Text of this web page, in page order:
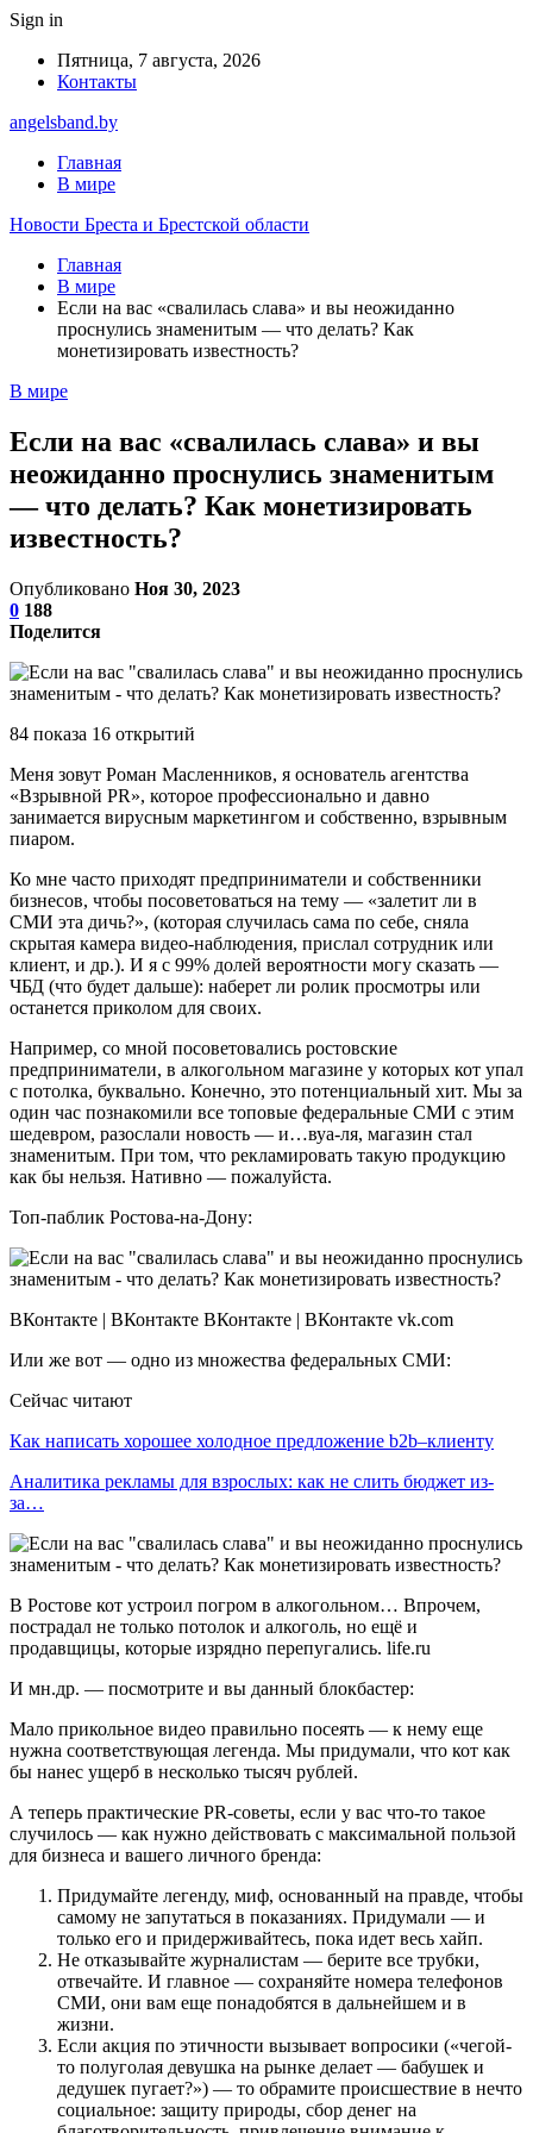
Sign in
Пятница, 7 августа, 2026
Контакты
angelsband.by
Главная
В мире
Новости Бреста и Брестской области
Главная
В мире
Если на вас «свалилась слава» и вы неожиданно
проснулись знаменитым — что делать? Как
монетизировать известность?
В мире
Если на вас «свалилась слава» и вы
неожиданно проснулись знаменитым
— что делать? Как монетизировать
известность?
Опубликовано Ноя 30, 2023
0 188
Поделится
84 показа 16 открытий
Меня зовут Роман Масленников, я основатель агентства
«Взрывной PR», которое профессионально и давно
занимается вирусным маркетингом и собственно, взрывным
пиаром.
Ко мне часто приходят предприниматели и собственники
бизнесов, чтобы посоветоваться на тему — «залетит ли в
СМИ эта дичь?», (которая случилась сама по себе, сняла
скрытая камера видео-наблюдения, прислал сотрудник или
клиент, и др.). И я с 99% долей вероятности могу сказать —
ЧБД (что будет дальше): наберет ли ролик просмотры или
останется приколом для своих.
Например, со мной посоветовались ростовские
предприниматели, в алкогольном магазине у которых кот упал
с потолка, буквально. Конечно, это потенциальный хит. Мы за
один час познакомили все топовые федеральные СМИ с этим
шедевром, разослали новость — и…вуа-ля, магазин стал
знаменитым. При том, что рекламировать такую продукцию
как бы нельзя. Нативно — пожалуйста.
Топ-паблик Ростова-на-Дону:
ВКонтакте | ВКонтакте ВКонтакте | ВКонтакте vk.com
Или же вот — одно из множества федеральных СМИ:
Сейчас читают
Как написать хорошее холодное предложение b2b–клиенту
Аналитика рекламы для взрослых: как не слить бюджет из-
за…
В Ростове кот устроил погром в алкогольном… Впрочем,
пострадал не только потолок и алкоголь, но ещё и
продавщицы, которые изрядно перепугались. life.ru
И мн.др. — посмотрите и вы данный блокбастер:
Мало прикольное видео правильно посеять — к нему еще
нужна соответствующая легенда. Мы придумали, что кот как
бы нанес ущерб в несколько тысяч рублей.
А теперь практические PR-советы, если у вас что-то такое
случилось — как нужно действовать с максимальной пользой
для бизнеса и вашего личного бренда:
Придумайте легенду, миф, основанный на правде, чтобы
самому не запутаться в показаниях. Придумали — и
только его и придерживайтесь, пока идет весь хайп.
Не отказывайте журналистам — берите все трубки,
отвечайте. И главное — сохраняйте номера телефонов
СМИ, они вам еще понадобятся в дальнейшем и в
жизни.
Если акция по этичности вызывает вопросики («чегой-
то полуголая девушка на рынке делает — бабушек и
дедушек пугает?») — то обрамите происшествие в нечто
социальное: защиту природы, сбор денег на